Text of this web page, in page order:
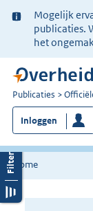
Ter
informatie:
Mogelijk
publicaties.
het
U
bent
nu
hier:
Publicaties
Inloggen
Home